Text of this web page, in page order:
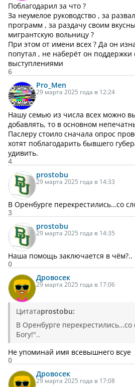
Поблагодарил за что ?
За неумелое руководство , за
программ , за раздачу своим
мигрантскую вольницу ?
При этом от имени всех ? Да он
попутал , не наберёт он поддержки
выступлениями
6
Pro_Men
29 марта 2025 года в 12:24
Нашу семью из числа всех можно
добавлять, то в основном
Паслеру стоило сначала опрос
хотят поблагодарить бывшего
удивить.
4
prostobu
29 марта 2025 года в 14:33
В Оренбурге перекрестились…со
3
prostobu
29 марта 2025 года в 14:35
Наша помощь заключается в чём?..
0
Дровосек
29 марта 2025 года в 17:06
Цитатаprostobu:
В Оренбурге перекрестились…со
Богу!"..
Не упоминай имя всевышнего всуе
0
Дровосек
29 марта 2025 года в 17:08